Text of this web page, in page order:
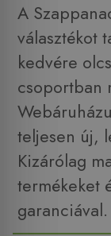
A
választékot
kedvére
csoportban
teljesen új,
Kizárólag
termékeket
garanciával.